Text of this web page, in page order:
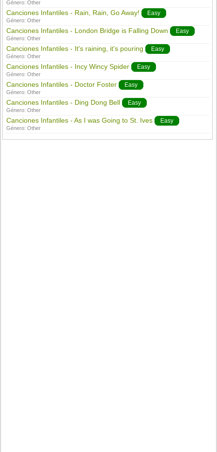
Género:Other
Canciones Infantiles - Rain, Rain, Go Away! Easy
Género:Other
Canciones Infantiles - London Bridge is Falling Down Easy
Género:Other
Canciones Infantiles - It's raining, it's pouring Easy
Género:Other
Canciones Infantiles - Incy Wincy Spider Easy
Género:Other
Canciones Infantiles - Doctor Foster Easy
Género:Other
Canciones Infantiles - Ding Dong Bell Easy
Género:Other
Canciones Infantiles - As I was Going to St. Ives Easy
Género:Other